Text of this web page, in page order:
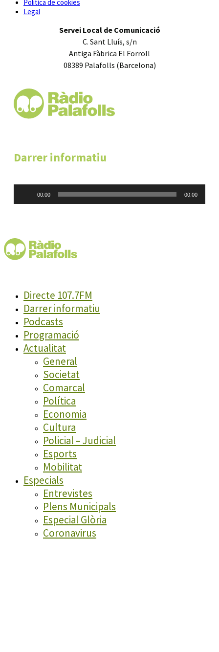
Política de cookies
Legal
Servei Local de Comunicació
C. Sant Lluís, s/n
Antiga Fàbrica El Forroll
08389 Palafolls (Barcelona)
Darrer informatiu
00:00 00:00
Directe 107.7FM
Darrer informatiu
Podcasts
Programació
Actualitat
General
Societat
Comarcal
Política
Economia
Cultura
Policial – Judicial
Esports
Mobilitat
Especials
Entrevistes
Plens Municipals
Especial Glòria
Coronavirus